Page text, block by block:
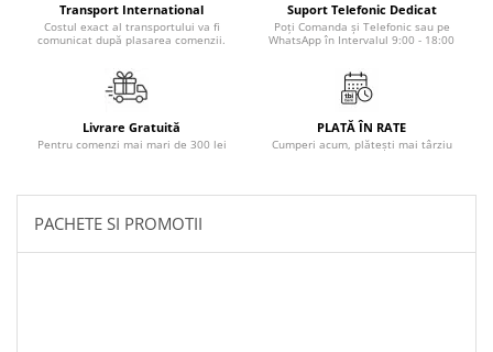
Clasa pregatitoare
Limbi Straine
Povesti - Basme - Legende
Transport International
Costul exact al transportului va fi
comunicat după plasarea comenzii.
Suport Telefonic Dedicat
Poți Comanda și Telefonic sau pe
WhatsApp în Intervalul 9:00 - 18:00
Livrare Gratuită
Pentru comenzi mai mari de 300 lei
PLATĂ ÎN RATE
Cumperi acum, plătești mai târziu
PACHETE SI PROMOTII